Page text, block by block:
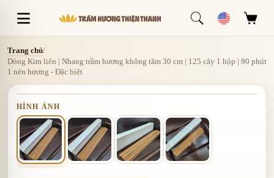
Trang chủ/
Dòng Kim liên | Nhang trầm hương không tăm 30 cm | 125 cây 1 hộp | 90 phút
1 nén hương - Đặc biệt
HÌNH ẢNH